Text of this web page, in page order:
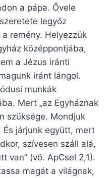
a pápa. Ővele
legyőz
remény. Helyezzük
középpontjába,
a Jézus iránti
iránt lángol.
munkák
Mert „az Egyháznak
szüksége. Mondjuk
És járjunk együtt, mert
szívesen száll alá,
van” (vö. ApCsel 2,1).
magát a világnak,